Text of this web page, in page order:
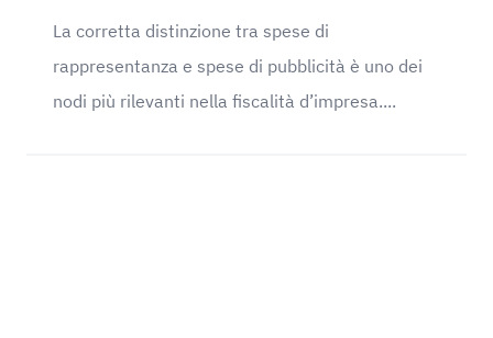
La corretta distinzione tra spese di
rappresentanza e spese di pubblicità è uno dei
nodi più rilevanti nella fiscalità d’impresa....